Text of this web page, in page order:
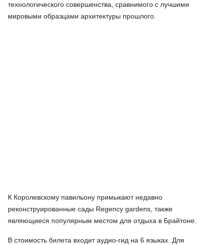
технологического совершенства, сравнимого с лучшими
мировыми образцами архитектуры прошлого.
К Королевскому павильону примыкают недавно
реконструированные сады Regency gardens, также
являющиеся популярным местом для отдыха в Брайтоне.
В стоимость билета входит аудио-гид на 6 языках. Для